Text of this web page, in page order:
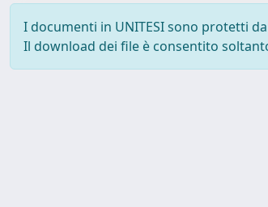
I documenti in UNITESI sono protetti
Il download dei file è consentito